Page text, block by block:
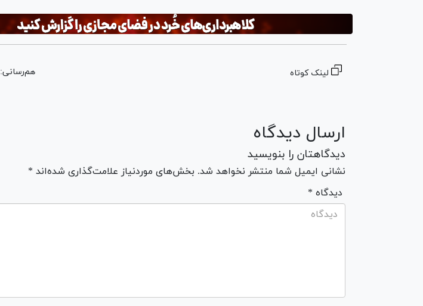
لینک کوتاه هم‌رسانی:
ارسال دیدگاه
دیدگاهتان را بنویسید
نشانی ایمیل شما منتشر نخواهد شد. بخش‌های موردنیاز علامت‌گذاری شده‌اند *
* دیدگاه